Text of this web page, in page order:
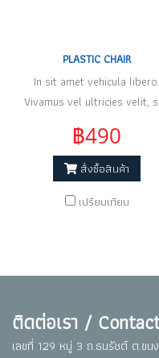
PLASTIC CHAIR
In sit amet vehicula libero.
Vivamus vel ultricies velit,
฿490
สั่งซื้อสินค้า
เปรียบเทียบ
ติดต่อเรา /
เลขที่ 129 หมู่ 3 ถ.ธนรัชต์ ต.ขน